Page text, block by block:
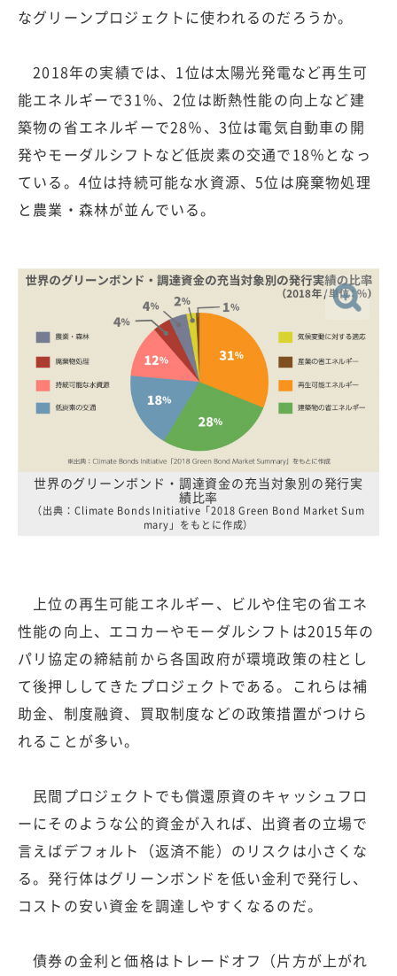
なグリーンプロジェクトに使われるのだろうか。
2018年の実績では、1位は太陽光発電など再生可
能エネルギーで31％、2位は断熱性能の向上など建
築物の省エネルギーで28％、3位は電気自動車の開
発やモーダルシフトなど低炭素の交通で18％となっ
ている。4位は持続可能な水資源、5位は廃棄物処理
と農業・森林が並んでいる。
世界のグリーンボンド・調達資金の充当対象別の発行実
績比率
（出典：Climate Bonds Initiative「2018 Green Bond Market Sum
mary」をもとに作成）
上位の再生可能エネルギー、ビルや住宅の省エネ
性能の向上、エコカーやモーダルシフトは2015年の
パリ協定の締結前から各国政府が環境政策の柱とし
て後押ししてきたプロジェクトである。これらは補
助金、制度融資、買取制度などの政策措置がつけら
れることが多い。
民間プロジェクトでも償還原資のキャッシュフロ
ーにそのような公的資金が入れば、出資者の立場で
言えばデフォルト（返済不能）のリスクは小さくな
る。発行体はグリーンボンドを低い金利で発行し、
コストの安い資金を調達しやすくなるのだ。
債券の金利と価格はトレードオフ（片方が上がれ